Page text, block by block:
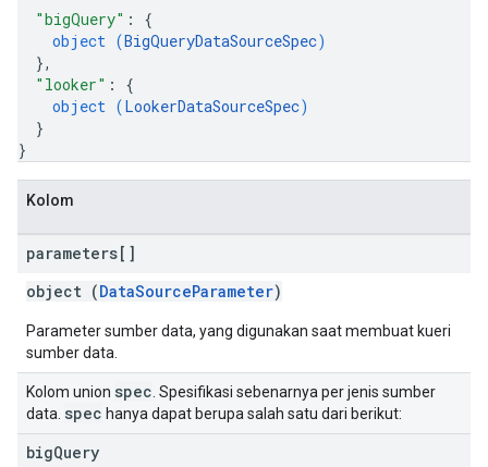
"bigQuery" : {
object (BigQueryDataSourceSpec)
},
"looker" : {
object (LookerDataSourceSpec)
}
}
Kolom
parameters[]
object (DataSourceParameter)
Parameter sumber data, yang digunakan saat membuat kueri
sumber data.
Kolom union spec . Spesifikasi sebenarnya per jenis sumber
data. spec hanya dapat berupa salah satu dari berikut:
bigQuery